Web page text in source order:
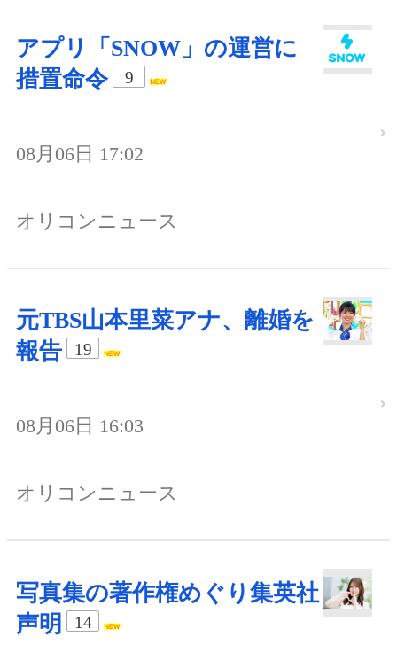
アプリ「SNOW」の運営に
措置命令
9
08月06日 17:02
オリコンニュース
元TBS山本里菜アナ、離婚を
報告
19
08月06日 16:03
オリコンニュース
写真集の著作権めぐり集英社
声明
14